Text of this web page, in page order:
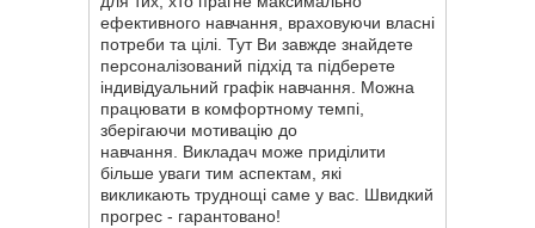
ефективного навчання, враховуючи власні
потреби та цілі. Тут Ви завжде знайдете
персоналізований підхід та підберете
індивідуальний графік навчання. Можна
працювати в комфортному темпі,
зберігаючи мотивацію до
навчання. Викладач може приділити
більше уваги тим аспектам, які
викликають труднощі саме у вас. Швидкий
прогрес - гарантовано!